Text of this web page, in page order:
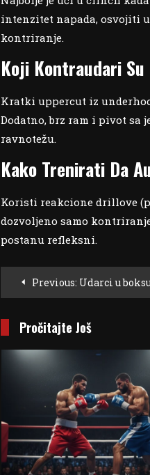
intenzitet napada, osvojiti
kontriranje.
Koji Kontraudari
Kratki uppercut iz
Dodatno, brz ram i pivot
ravnotežu.
Kako Trenirati Da
Koristi reakcione drillove
dozvoljeno samo
postanu refleksni.
Post
Navigation
Previous: Udarci u boksu:
Pročitajte Još